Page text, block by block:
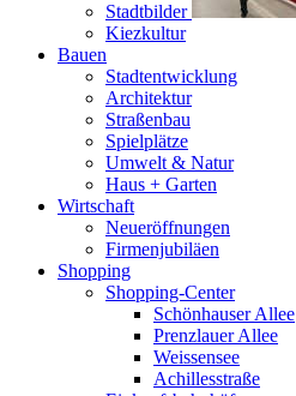
Stadtbilder
Kiezkultur
Bauen
Stadtentwicklung
Architektur
Straßenbau
Spielplätze
Umwelt & Natur
Haus + Garten
Wirtschaft
Neueröffnungen
Firmenjubiläen
Shopping
Shopping-Center
Schönhauser Allee
Prenzlauer Allee
Weissensee
Achillesstraße